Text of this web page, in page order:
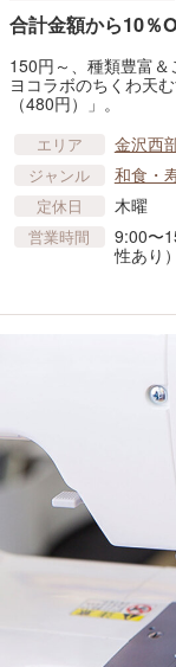
合計金額から10％
150円～、種類豊富
ヨコラボのちくわ天
（480円）」。
エリア 金沢西
ジャンル 和食・
定休日 木曜
営業時間
9:00〜
性あり）